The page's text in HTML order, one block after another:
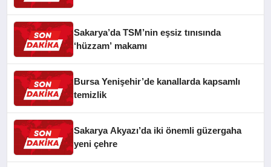
Sakarya’da TSM’nin eşsiz tınısında
‘hüzzam’ makamı
Bursa Yenişehir’de kanallarda kapsamlı
temizlik
Sakarya Akyazı’da iki önemli güzergaha
yeni çehre